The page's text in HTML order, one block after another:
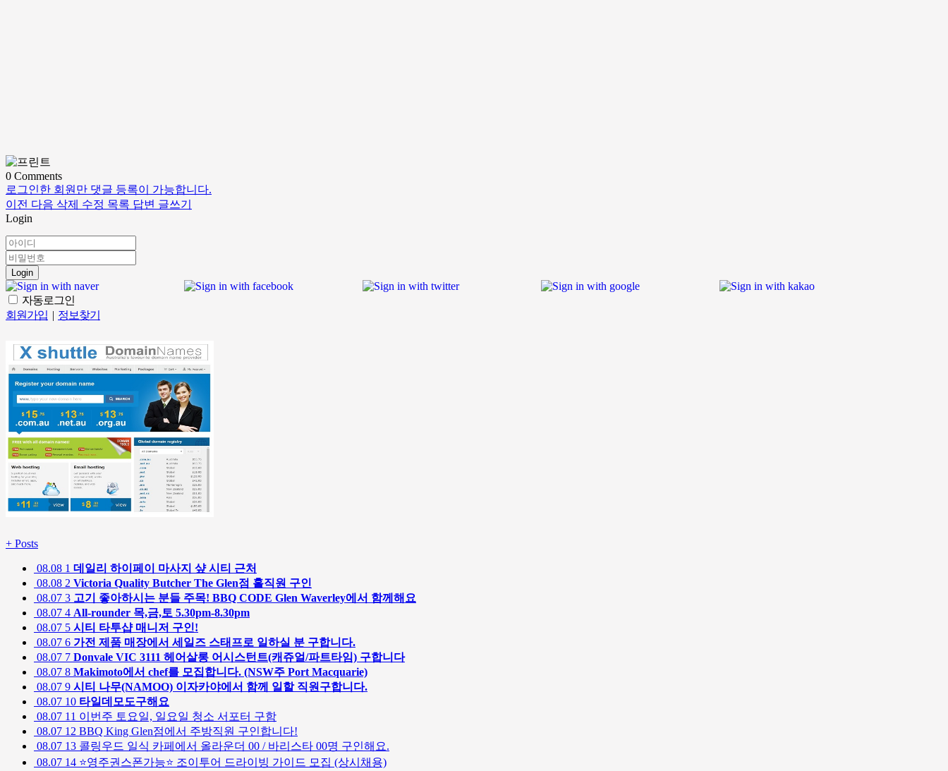
0 Comments
로그인한 회원만 댓글 등록이 가능합니다.
이전 다음 삭제 수정 목록 답변 글쓰기
Login
Login
자동로그인
회원가입 | 정보찾기
+ Posts
08.08 1 데일리 하이페이 마사지 샾 시티 근처
08.08 2 Victoria Quality Butcher The Glen점 홀직원 구인
08.07 3 고기 좋아하시는 분들 주목! BBQ CODE Glen Waverley에서 함께해요
08.07 4 All-rounder 목,금,토 5.30pm-8.30pm
08.07 5 시티 타투샵 매니저 구인!
08.07 6 가전 제품 매장에서 세일즈 스태프로 일하실 분 구합니다.
08.07 7 Donvale VIC 3111 헤어살롱 어시스턴트(캐쥬얼/파트타임) 구합니다
08.07 8 Makimoto에서 chef를 모집합니다. (NSW주 Port Macquarie)
08.07 9 시티 나무(NAMOO) 이자카야에서 함께 일할 직원구합니다.
08.07 10 타일데모도구해요
08.07 11 이번주 토요일, 일요일 청소 서포터 구함
08.07 12 BBQ King Glen점에서 주방직원 구인합니다!
08.07 13 콜링우드 일식 카페에서 올라운더 00 / 바리스타 00명 구인해요.
08.07 14 ⭐영주권스폰가능⭐ 조이투어 드라이빙 가이드 모집 (상시채용)